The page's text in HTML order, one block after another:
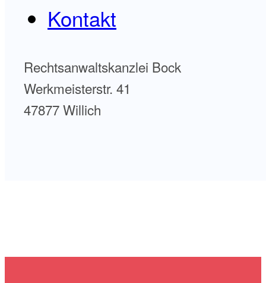
Kontakt
Rechtsanwaltskanzlei Bock
Werkmeisterstr. 41
47877 Willich